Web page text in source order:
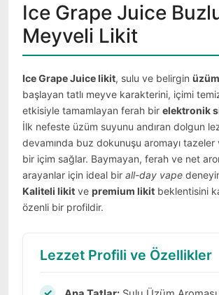
Ice Grape Juice
Meyveli Likit
Ice Grape Juice likit, sulu ve belirgin üzüm
başlayan tatlı meyve karakterini, içimi
etkisiyle tamamlayan ferah bir elektronik
İlk nefeste üzüm suyunu andıran dolgun
devamında buz dokunuşu aromayı
bir içim sağlar. Baymayan, ferah ve net
arayanlar için ideal bir all-day vape
Kaliteli likit ve premium likit beklentisini
özenli bir profildir.
Lezzet Profili ve Özellikler